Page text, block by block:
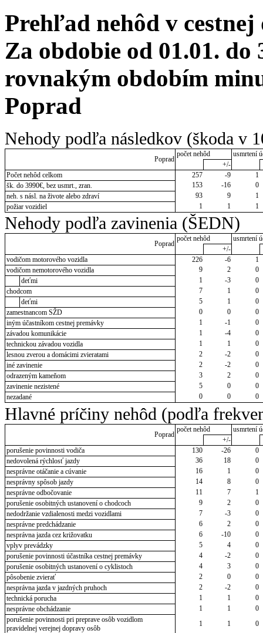
Prehľad nehôd v cestnej
Za obdobie od 01.01. do
rovnakým obdobím
Poprad
Nehody podľa následkov (škoda v
Poprad
počet nehôd
usmrtení
+/-
Počet nehôd celkom
257 -9
1
šk. do 3990€, bez usmrt., zran.
153 -16
0
neh. s násl. na živote alebo zdraví
93 9
1
požiar vozidiel
1 1 1
Nehody podľa zavinenia (ŠEDN)
Poprad
počet nehôd
usmrtení
+/-
vodičom motorového vozidla
226 -6
1
vodičom nemotorového vozidla
9 2
0
deťmi
1 -3
0
chodcom
7 1
0
deťmi
5 1
0
zamestnancom SŽD
0 0
0
iným účastníkom cestnej premávky
1 -1
0
závadou komunikácie
1 -4
0
technickou závadou vozidla
1 1
0
lesnou zverou a domácimi zvieratami
2 -2
0
iné zavinenie
2 -2
0
odrazeným kameňom
3 2
0
zavinenie nezistené
5 0
0
nezadané
0 0 0
Hlavné príčiny nehôd (podľa
Poprad
počet nehôd
usmrtení
+/-
porušenie povinnosti vodiča
130 -26
0
nedovolená rýchlosť jazdy
36 18
0
nesprávne otáčanie a cúvanie
16 1
0
nesprávny spôsob jazdy
14 8
0
nesprávne odbočovanie
11 7
1
porušenie osobitných ustanovení o chodcoch
9 2
0
nedodržanie vzdialenosti medzi vozidlami
7 -3
0
nesprávne predchádzanie
6 2
0
nesprávna jazda cez križovatku
6 -10
0
vplyv prevádzky
5 4
0
porušenie povinnosti účastníka cestnej premávky
4 -2
0
porušenie osobitných ustanovení o cyklistoch
4 3
0
pôsobenie zvierať
2 0
0
nesprávna jazda v jazdných pruhoch
2 -2
0
technická porucha
1 1
0
nesprávne obchádzanie
1 1
0
porušenie povinnosti pri preprave osôb vozidlom
pravidelnej verejnej dopravy osôb
1 1
0